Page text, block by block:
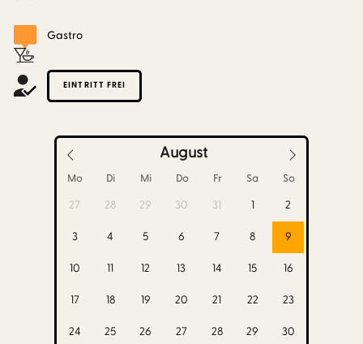
Gastro
EINTRITT FREI
August
Mo Di Mi Do Fr Sa So
27 28 29 30 31 1 2
3 4 5 6 7 8 9
10 11 12 13 14 15 16
17 18 19 20 21 22 23
24 25 26 27 28 29 30